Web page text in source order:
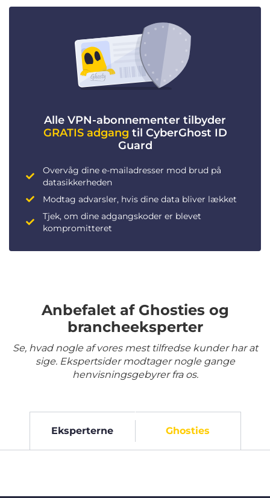
Alle VPN-abonnementer tilbyder
GRATIS adgang til CyberGhost ID
Guard
Overvåg dine e-mailadresser mod brud på
datasikkerheden
Modtag advarsler, hvis dine data bliver lækket
Tjek, om dine adgangskoder er blevet
kompromitteret
Anbefalet af Ghosties og
brancheeksperter
Se, hvad nogle af vores mest tilfredse kunder har at
sige. Ekspertsider modtager nogle gange
henvisningsgebyrer fra os.
Eksperterne Ghosties